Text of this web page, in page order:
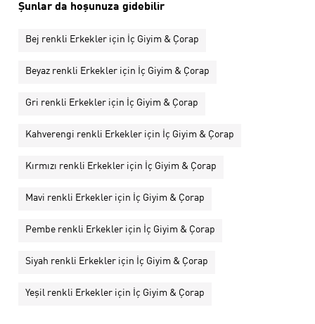
Şunlar da hoşunuza gidebilir
Bej renkli Erkekler için İç Giyim & Çorap
Beyaz renkli Erkekler için İç Giyim & Çorap
Gri renkli Erkekler için İç Giyim & Çorap
Kahverengi renkli Erkekler için İç Giyim & Çorap
Kırmızı renkli Erkekler için İç Giyim & Çorap
Mavi renkli Erkekler için İç Giyim & Çorap
Pembe renkli Erkekler için İç Giyim & Çorap
Siyah renkli Erkekler için İç Giyim & Çorap
Yeşil renkli Erkekler için İç Giyim & Çorap